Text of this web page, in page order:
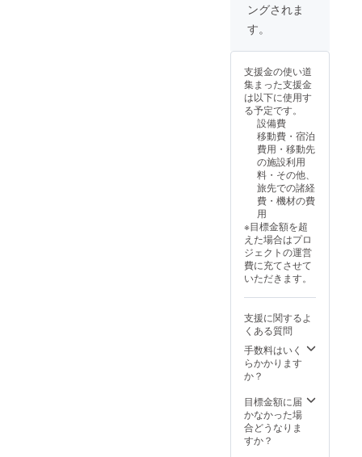
ングされま
す。
支援金の使い道
集まった支援金
は以下に使用す
る予定です。
設備費
移動費・宿泊
費用・移動先
の施設利用
料・その他、
旅先での諸経
費・機材の費
用
※目標金額を超
えた場合はプロ
ジェクトの運営
費に充てさせて
いただきます。
支援に関するよ
くある質問
手数料はいく
らかかります
か？
目標金額に届
かなかった場
合どうなりま
すか？